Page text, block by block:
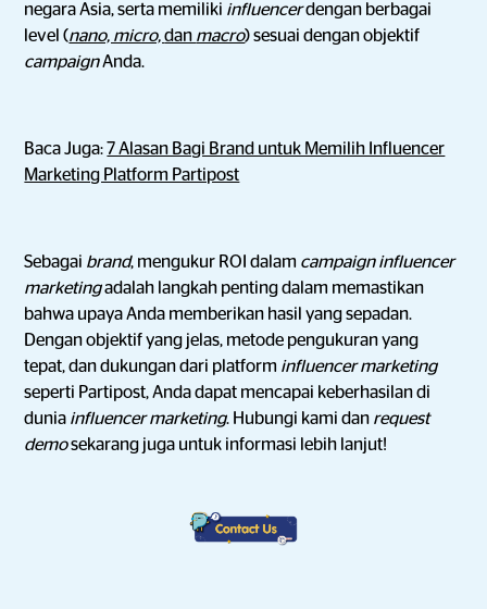
negara Asia, serta memiliki influencerdengan berbagai
level (nano, micro,dan macro) sesuai dengan objektif
campaignAnda.
Baca Juga:7 Alasan Bagi Brand untuk Memilih Influencer
Marketing Platform Partipost
Sebagai brand, mengukur ROI dalam campaign influencer
marketingadalah langkah penting dalam memastikan
bahwa upaya Anda memberikan hasil yang sepadan.
Dengan objektif yang jelas, metode pengukuran yang
tepat, dan dukungan dari platform influencer marketing
seperti Partipost, Anda dapat mencapai keberhasilan di
dunia influencer marketing. Hubungi kami dan request
demosekarang juga untuk informasi lebih lanjut!